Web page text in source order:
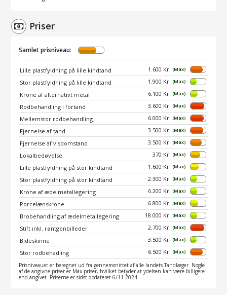
Priser
Samlet prisniveau:
Lille plastfyldning på lille kindtand 1.600 Kr (Max)
Stor plastfyldning på lille kindtand 1.900 Kr (Max)
Krone af alternativt metal 6.100 Kr (Max)
Rodbehandling i fortand 3.600 Kr (Max)
Mellemstor rodbehandling 6.000 Kr (Max)
Fjernelse af tand 3.500 Kr (Max)
Fjernelse af visdomstand 3.500 Kr (Max)
Lokalbedøvelse 370 Kr (Max)
Lille plastfyldning på stor kindtand 1.600 Kr (Max)
Stor plastfyldning på stor kindtand 2.300 Kr (Max)
Krone af ædelmetallegering 6.200 Kr (Max)
Porcelænskrone 6.800 Kr (Max)
Brobehandling af ædelmetallegering 18.000 Kr (Max)
Stift inkl. røntgenbilleder 2.700 Kr (Max)
Bideskinne 3.500 Kr (Max)
Stor rodbehadling 6.500 Kr (Max)
Prisniveauet er beregnet ud fra gennemsnittet af alle landets Tandlæger. Nogle
af de angivne priser er Max-priser, hvilket betyder at ydelsen kan være billigere
end angivet. Priserne er sidst opdateret 6/11-2024